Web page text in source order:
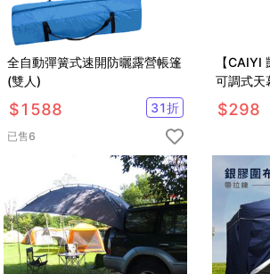
全自動彈簧式速開防曬露營帳篷
(雙人)
$1588 31折
已售6
【
可調式天
支架 固
$298